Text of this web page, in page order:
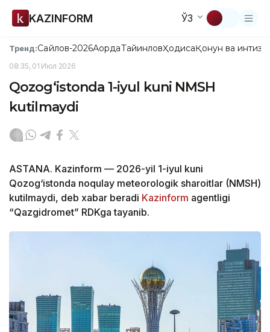
KAZINFORM ЎЗ
Тренд:Сайлов-2026АқордаТайинловҲодисаҚонун ва
08:35, 01 Июл 2026
Qozog‘istonda 1-iyul kuni NMSH
kutilmaydi
ASTANA. Kazinform — 2026-yil 1-iyul kuni
Qozog‘istonda noqulay meteorologik sharoitlar (NMSH)
kutilmaydi, deb xabar beradi Kazinform agentligi
“Qazgidromet” RDKga tayanib.